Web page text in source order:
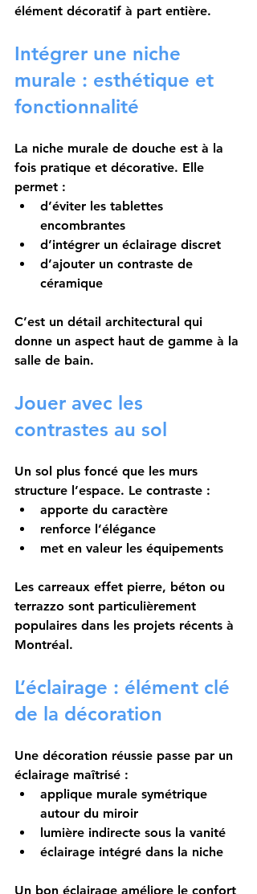
élément décoratif à part entière.
Intégrer une niche
murale : esthétique et
fonctionnalité
La niche murale de douche est à la
fois pratique et décorative. Elle
permet :
d’éviter les tablettes
encombrantes
d’intégrer un éclairage discret
d’ajouter un contraste de
céramique
C’est un détail architectural qui
donne un aspect haut de gamme à la
salle de bain.
Jouer avec les
contrastes au sol
Un sol plus foncé que les murs
structure l’espace. Le contraste :
apporte du caractère
renforce l’élégance
met en valeur les équipements
Les carreaux effet pierre, béton ou
terrazzo sont particulièrement
populaires dans les projets récents à
Montréal.
L’éclairage : élément clé
de la décoration
Une décoration réussie passe par un
éclairage maîtrisé :
applique murale symétrique
autour du miroir
lumière indirecte sous la vanité
éclairage intégré dans la niche
Un bon éclairage améliore le confort